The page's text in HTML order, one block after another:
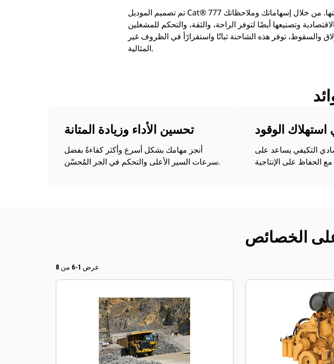
تم تصميم الموديل Cat® 777 ليكون هو الشاحنة الميكانيكية سعة 100 طن الأكثر كفاءة في فئتها. من خلال إسهاماتك وملاحظاتك
وتصنيعها أيضًا لتوفر الراحة، والثقة، والتحكم للمشغلين
والسقوط، توفر هذه الشاحنة ثباتًا واستقرارًأ في الظروف غير
المثالية.
تحسين الأداء وزيادة المتانة
أنجز مهامك بشكل أسرع وأكثر كفاءةً بفضل
سرعات السير الأعلى والتحكم في الجر المُحسّن.
الوقود
التكيفي يساعد على
الخصائص
عرض 1-6 من 8